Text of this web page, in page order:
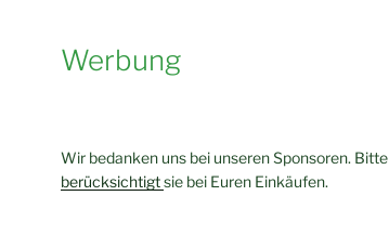
Werbung
Wir bedanken uns bei unseren Sponsoren. Bitte
berücksichtigtsie bei Euren Einkäufen.